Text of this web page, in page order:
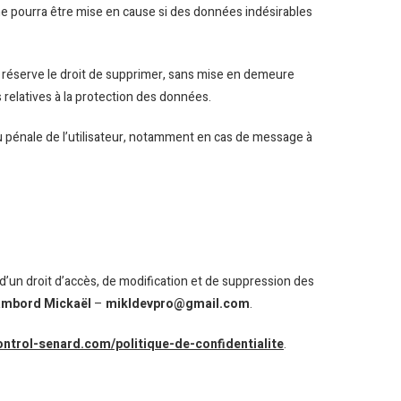
pourra être mise en cause si des données indésirables
le droit de supprimer, sans mise en demeure
à la protection des données.
de l’utilisateur, notamment en cas de message à
droit d’accès, de modification et de suppression des
Mickaël – mikldevpro@gmail.com.
senard.com/politique-de-confidentialite.